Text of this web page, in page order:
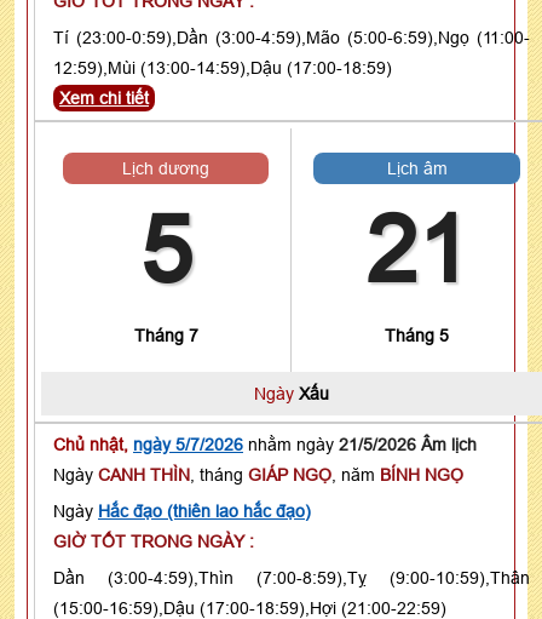
Tí (23:00-0:59),Dần (3:00-4:59),Mão (5:00-6:59),Ngọ (11:00-
12:59),Mùi (13:00-14:59),Dậu (17:00-18:59)
Xem chi tiết
Lịch dương
5
Tháng 7
Lịch âm
21
Tháng 5
Ngày Xấu
Chủ nhật, ngày 5/7/2026 nhằm ngày 21/5/2026 Âm lịch
Ngày CANH THÌN , tháng GIÁP NGỌ , năm BÍNH NGỌ
Ngày Hắc đạo (thiên lao hắc đạo)
GIỜ TỐT TRONG NGÀY :
Dần (3:00-4:59),Thìn (7:00-8:59),Tỵ (9:00-10:59),Thân
(15:00-16:59),Dậu (17:00-18:59),Hợi (21:00-22:59)